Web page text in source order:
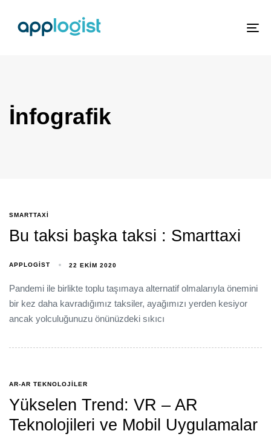
İnfografik
SMARTTAXI
Bu taksi başka taksi : Smarttaxi
APPLOGIST 22 EKIM 2020
Pandemi ile birlikte toplu taşımaya alternatif olmalarıyla önemini
bir kez daha kavradığımız taksiler, ayağımızı yerden kesiyor
ancak yolculuğunuzu önünüzdeki sıkıcı
AR-AR TEKNOLOJILER
Yükselen Trend: VR – AR
Teknolojileri ve Mobil Uygulamalar